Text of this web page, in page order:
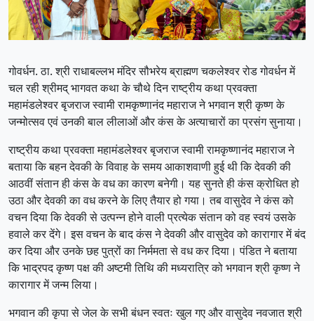
गोवर्धन. ठा. श्री राधाबल्लभ मंदिर सौभरेय ब्राह्मण चकलेश्वर रोड गोवर्धन में
चल रही श्रीमद् भागवत कथा के चौथे दिन राष्ट्रीय कथा प्रवक्ता
महामंडलेश्वर बृजराज स्वामी रामकृष्णानंद महाराज ने भगवान श्री कृष्ण के
जन्मोत्सव एवं उनकी बाल लीलाओं और कंस के अत्याचारों का प्रसंग सुनाया।
राष्ट्रीय कथा प्रवक्ता महामंडलेश्वर बृजराज स्वामी रामकृष्णानंद महाराज ने
बताया कि बहन देवकी के विवाह के समय आकाशवाणी हुई थी कि देवकी की
आठवीं संतान ही कंस के वध का कारण बनेगी। यह सुनते ही कंस क्रोधित हो
उठा और देवकी का वध करने के लिए तैयार हो गया। तब वासुदेव ने कंस को
वचन दिया कि देवकी से उत्पन्न होने वाली प्रत्येक संतान को वह स्वयं उसके
हवाले कर देंगे। इस वचन के बाद कंस ने देवकी और वासुदेव को कारागार में बंद
कर दिया और उनके छह पुत्रों का निर्ममता से वध कर दिया। पंडित ने बताया
कि भाद्रपद कृष्ण पक्ष की अष्टमी तिथि की मध्यरात्रि को भगवान श्री कृष्ण ने
कारागार में जन्म लिया।
भगवान की कृपा से जेल के सभी बंधन स्वतः खुल गए और वासुदेव नवजात श्री